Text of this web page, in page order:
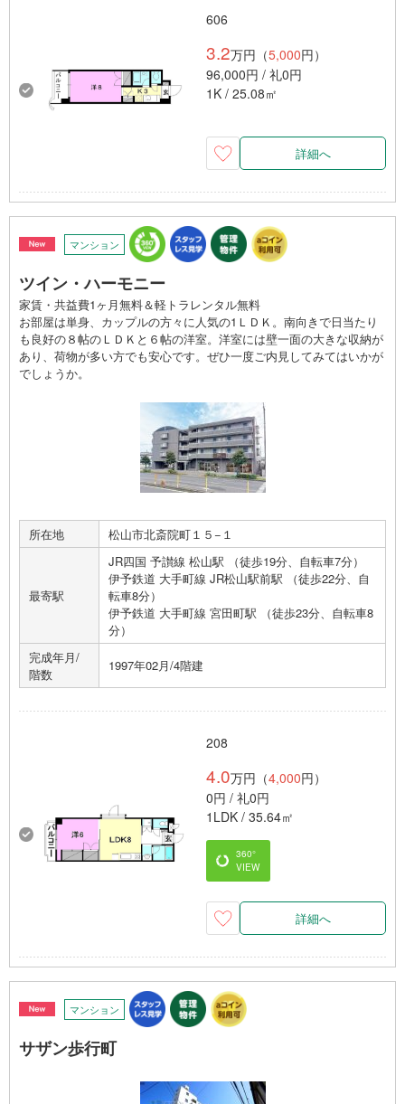
606
3.2万円（5,000円）
96,000円 / 礼0円
1K / 25.08㎡
詳細へ
マンション
ツイン・ハーモニー
家賃・共益費1ヶ月無料＆軽トラレンタル無料
お部屋は単身、カップルの方々に人気の1ＬＤＫ。南向きで日当たり
も良好の８帖のＬＤＫと６帖の洋室。洋室には壁一面の大きな収納が
あり、荷物が多い方でも安心です。ぜひ一度ご内見してみてはいかが
でしょうか。
所在地 松山市北斎院町１５−１
最寄駅
JR四国 予讃線 松山駅 （徒歩19分、自転車7分）
伊予鉄道 大手町線 JR松山駅前駅 （徒歩22分、自
転車8分）
伊予鉄道 大手町線 宮田町駅 （徒歩23分、自転車8
分）
完成年月/
階数
1997年02月/4階建
208
4.0万円（4,000円）
0円 / 礼0円
1LDK / 35.64㎡
360°
VIEW
詳細へ
マンション
サザン歩行町